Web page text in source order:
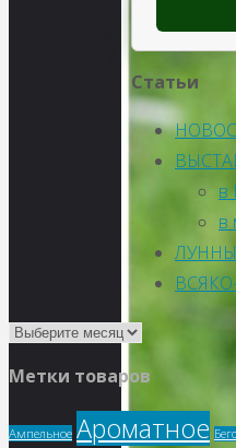
Статьи
в
в
Метки товаров
Ампельное Ароматное